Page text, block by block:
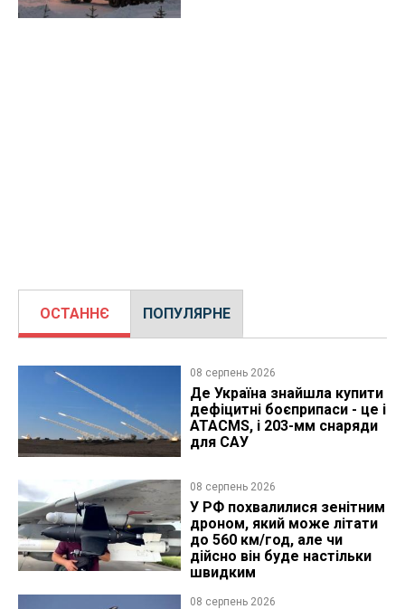
ОСТАННЄ ПОПУЛЯРНЕ
08 серпень 2026
Де Україна знайшла купити
дефіцитні боєприпаси - це і
ATACMS, і 203-мм снаряди
для САУ
08 серпень 2026
У РФ похвалилися зенітним
дроном, який може літати
до 560 км/год, але чи
дійсно він буде настільки
швидким
08 серпень 2026